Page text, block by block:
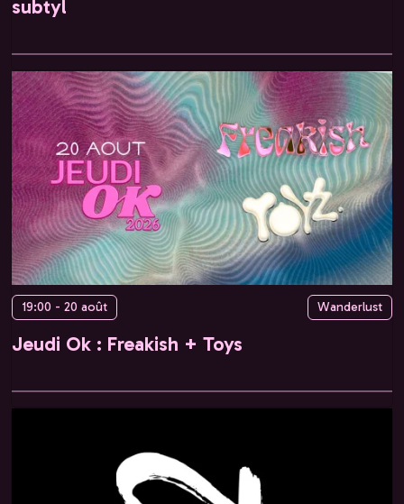
subtyl
19:00 - 20 août Wanderlust
Jeudi Ok : Freakish + Toys